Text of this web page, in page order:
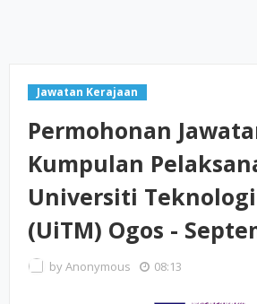
Jawatan Kerajaan
Permohonan
Kumpulan
Universiti Teknologi
(UiTM) Ogos -
byAnonymous 08:13